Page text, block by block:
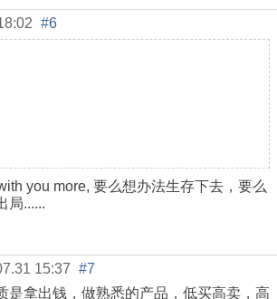
#6
you more, 要么想办法生存下去，要么
局......
15:37 #7
是拿出钱，做熟悉的产品，低买高卖，高